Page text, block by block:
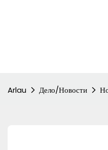
Arlau Дело/Новости